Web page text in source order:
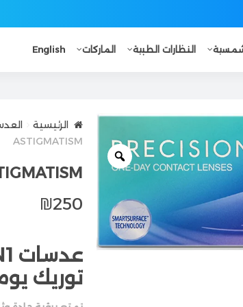
النظارات الطبية الماركات English
الرئيسية
ASTIGMATISM
₪250
توريك